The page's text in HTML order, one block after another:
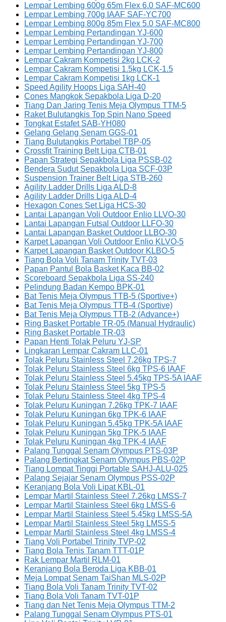
Lempar Lembing 600g 65m Flex 6.0 SAF-MC600
Lempar Lembing 700g IAAF SAF-YC700
Lempar Lembing 800g 85m Flex 5.0 SAF-MC800
Lempar Lembing Pertandingan YJ-600
Lempar Lembing Pertandingan YJ-700
Lempar Lembing Pertandingan YJ-800
Lempar Cakram Kompetisi 2kg LCK-2
Lempar Cakram Kompetisi 1.5kg LCK-1.5
Lempar Cakram Kompetisi 1kg LCK-1
Speed Agility Hoops Liga SAH-40
Cones Mangkok Sepakbola Liga D-20
Tiang Dan Jaring Tenis Meja Olympus TTM-5
Raket Bulutangkis Top Spin Nano Speed
Tongkat Estafet SAB-YH080
Gelang Gelang Senam GGS-01
Tiang Bulutangkis Portabel TBP-05
Crossfit Training Belt Liga CTB-01
Papan Strategi Sepakbola Liga PSSB-02
Bendera Sudut Sepakbola Liga SCF-03P
Suspension Trainer Belt Liga STB-260
Agility Ladder Drills Liga ALD-8
Agility Ladder Drills Liga ALD-4
Hexagon Cones Set Liga HCS-30
Lantai Lapangan Voli Outdoor Enlio LLVO-30
Lantai Lapangan Futsal Outdoor LLFO-30
Lantai Lapangan Basket Outdoor LLBO-30
Karpet Lapangan Voli Outdoor Enlio KLVO-5
Karpet Lapangan Basket Outdoor KLBO-5
Tiang Bola Voli Tanam Trinity TVT-03
Papan Pantul Bola Basket Kaca BB-02
Scoreboard Sepakbola Liga SS-240
Pelindung Badan Kempo BPK-01
Bat Tenis Meja Olympus TTB-5 (Sportive+)
Bat Tenis Meja Olympus TTB-4 (Sportive)
Bat Tenis Meja Olympus TTB-2 (Advance+)
Ring Basket Portable TR-05 (Manual Hydraulic)
Ring Basket Portable TR-03
Papan Henti Tolak Peluru YJ-SP
Lingkaran Lempar Cakram LLC-01
Tolak Peluru Stainless Steel 7.26kg TPS-7
Tolak Peluru Stainless Steel 6kg TPS-6 IAAF
Tolak Peluru Stainless Steel 5.45kg TPS-5A IAAF
Tolak Peluru Stainless Steel 5kg TPS-5
Tolak Peluru Stainless Steel 4kg TPS-4
Tolak Peluru Kuningan 7.26kg TPK-7 IAAF
Tolak Peluru Kuningan 6kg TPK-6 IAAF
Tolak Peluru Kuningan 5.45kg TPK-5A IAAF
Tolak Peluru Kuningan 5kg TPK-5 IAAF
Tolak Peluru Kuningan 4kg TPK-4 IAAF
Palang Tunggal Senam Olympus PTS-03P
Palang Bertingkat Senam Olympus PBS-02P
Tiang Lompat Tinggi Portable SAHJ-ALU-025
Palang Sejajar Senam Olympus PSS-02P
Keranjang Bola Voli Lipat KBL-01
Lempar Martil Stainless Steel 7.26kg LMSS-7
Lempar Martil Stainless Steel 6kg LMSS-6
Lempar Martil Stainless Steel 5.45kg LMSS-5A
Lempar Martil Stainless Steel 5kg LMSS-5
Lempar Martil Stainless Steel 4kg LMSS-4
Tiang Voli Portabel Trinity TVP-02
Tiang Bola Tenis Tanam TTT-01P
Rak Lempar Martil RLM-01
Keranjang Bola Beroda Liga KBB-01
Meja Lompat Senam TaiShan MLS-02P
Tiang Bola Voli Tanam Trinity TVT-02
Tiang Bola Voli Tanam TVT-01P
Tiang dan Net Tenis Meja Olympus TTM-2
Palang Tunggal Senam Olympus PTS-01